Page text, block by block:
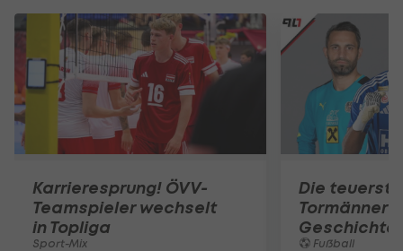
Karrieresprung! ÖVV-
Teamspieler wechselt
in Topliga
Sport-Mix
Die
Tormänner
Geschichte
Fußball